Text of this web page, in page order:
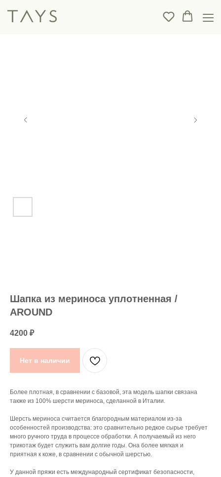
Шапка из мериноса уплотненная /
AROUND
4200 ₽
Нет в наличии
Более плотная, в сравнении с базовой, эта модель шапки связана
также из 100% шерсти мериноса, сделанной в Италии.
Шерсть мериноса считается благородным материалом из-за
особенностей производства: это сравнительно редкое сырье требует
много ручного труда в процессе обработки. А получаемый из него
трикотаж будет служить вам долгие годы. Она более мягкая и
приятная к коже, в сравнении с обычной шерстью.
У данной пряжи есть международный сертификат безопасности,